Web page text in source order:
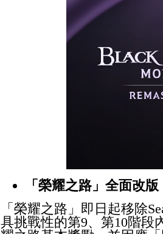
「榮耀之路」全面改版
「榮耀之路」即日起移除
具挑戰性的第9、第10階段